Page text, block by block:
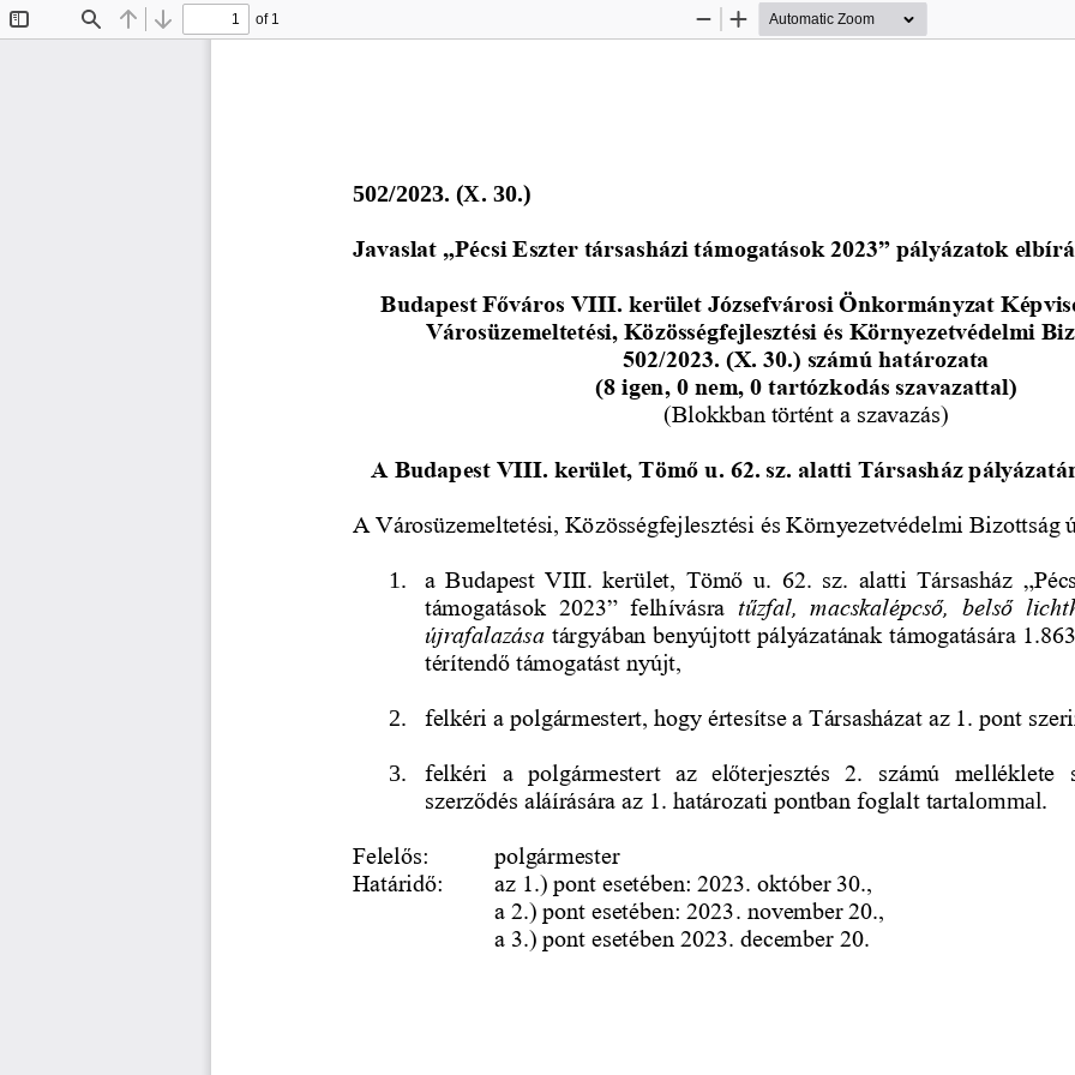
Find Previous
Next
of 1
Zoom
Zoom
502/2023. (X. 30.)
Javaslat „Pécsi Eszter társasházi támogatások 2023” pályázatok
Budapest Főváros VIII. kerület Józsefvárosi Önkormányzat
Városüzemeltetési, Közösségfejlesztési és Környezetvédelmi
502/2023. (X. 30.) számú határozata
(8 igen, 0 nem, 0 tartózkodás szavazattal)
(Blokkban történt a szavazás)
A Budapest VIII. kerület, Tömő u. 62. sz. alatti Társasház
A Városüzemeltetési, Közösségfejlesztési és Környezetvédelmi Bizottság
1.
a  Budapest  VIII.  kerület,  Tömő  u.  62.  sz.  alatti  Társasház
támogatások  2023”  felhívásra tűzfal,  macskalépcső,  belső
újrafalazása tárgyában benyújtott pályázatának támogatására
térítendő támogatást nyújt,
2. felkéri a polgármestert, hogy értesítse a Társasházat az 1. pont
3.
felkéri  a  polgármestert  az  előterjesztés  2.  számú  melléklete
szerződés aláírására az 1. határozati pontban foglalt tartalommal.
Felelős:
polgármester
Határidő:
az 1.) pont esetében: 2023. október 30.,
a 2.) pont esetében: 2023. november 20.,
a 3.) pont esetében 2023. december 20.